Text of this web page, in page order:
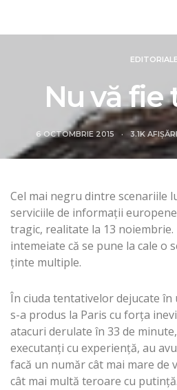
EDITORIALE
Nu vă fie
6 OCTOMBRIE 2015 3.1K
Cel mai negru dintre scenariile
serviciile de informaţii
tragic, realitate la 13 noiembrie.
intemeiate că se pune la cale o
ţinte multiple.
În ciuda tentativelor dejucate
s-a produs la Paris cu forţa
atacuri derulate în 33 de
executanţi cu experienţă, au
facă un număr cât mai mare de
cât mai multă teroare cu putinţă.